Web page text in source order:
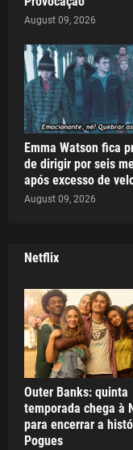
August 09, 2026
Emma Watson fica
de dirigir por seis
após excesso de
August 09, 2026
Netflix
Outer Banks: quinta
temporada chega à
para encerrar a
Pogues